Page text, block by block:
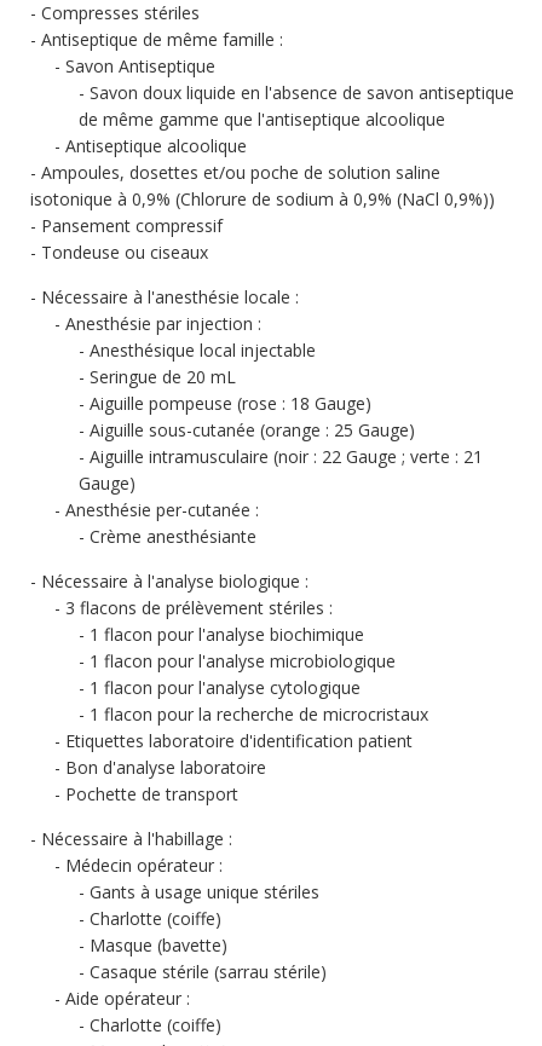
Compresses stériles
Antiseptique de même famille :
Savon Antiseptique
Savon doux liquide en l'absence de savon antiseptique
de même gamme que l'antiseptique alcoolique
Antiseptique alcoolique
Ampoules, dosettes et/ou poche de solution saline
isotonique à 0,9% (Chlorure de sodium à 0,9% (NaCl 0,9%))
Pansement compressif
Tondeuse ou ciseaux
Nécessaire à l'anesthésie locale :
Anesthésie par injection :
Anesthésique local injectable
Seringue de 20 mL
Aiguille pompeuse (rose : 18 Gauge)
Aiguille sous-cutanée (orange : 25 Gauge)
Aiguille intramusculaire (noir : 22 Gauge ; verte : 21
Gauge)
Anesthésie per-cutanée :
Crème anesthésiante
Nécessaire à l'analyse biologique :
3 flacons de prélèvement stériles :
1 flacon pour l'analyse biochimique
1 flacon pour l'analyse microbiologique
1 flacon pour l'analyse cytologique
1 flacon pour la recherche de microcristaux
Etiquettes laboratoire d'identification patient
Bon d'analyse laboratoire
Pochette de transport
Nécessaire à l'habillage :
Médecin opérateur :
Gants à usage unique stériles
Charlotte (coiffe)
Masque (bavette)
Casaque stérile (sarrau stérile)
Aide opérateur :
Charlotte (coiffe)